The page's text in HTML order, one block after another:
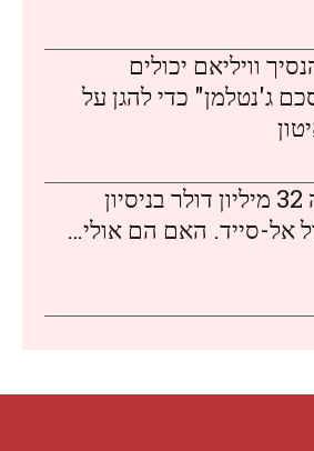
וויליאם יכולים
ג'נטלמן" כדי להגן על
אייפאק הוציאה 32 מיליון דולר בניסיון
אל-סייד. האם הם אולי…